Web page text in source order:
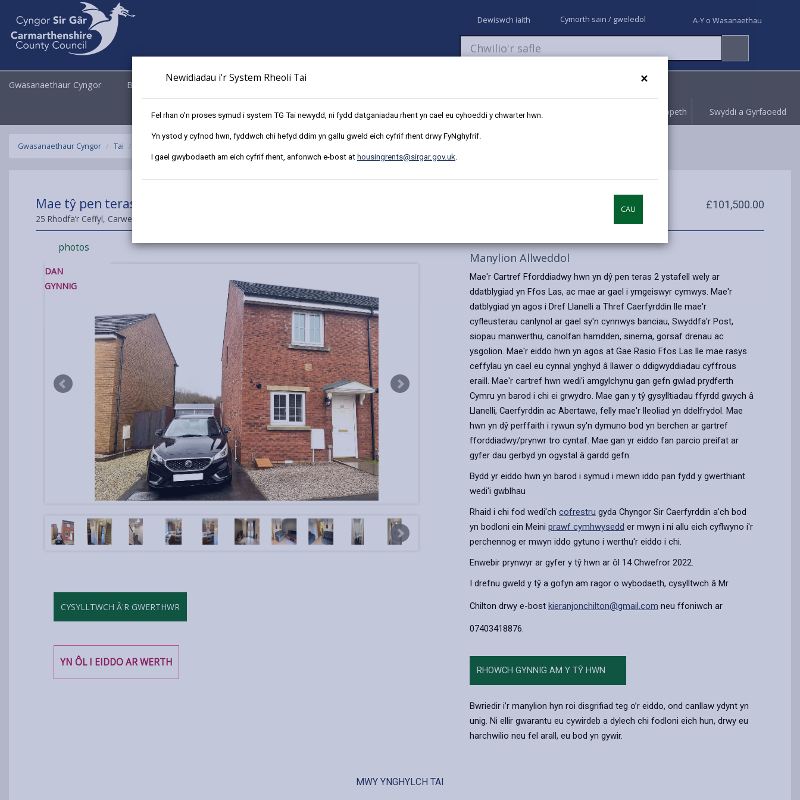
×
Newidiadau i'r System Rheoli Tai
Fel rhan o'n proses symud i system TG Tai newydd, ni fydd datganiadau rhent yn cael eu cyhoeddi y chwarter hwn.
Yn ystod y cyfnod hwn, fyddwch chi hefyd ddim yn gallu gweld eich cyfrif rhent drwy FyNghyfrif.
I gael gwybodaeth am eich cyfrif rhent, anfonwch e-bost at housingrents@sirgar.gov.uk.
CAU
Dewiswch iaith Cymorth sain / gweledol A-Y o Wasanaethau
Gwasanaethaur Cyngor Busnes Cyngor a Democratiaeth Newyddion
Fy Nghyfrifon Talu Cyflwyno cais Hawliwch bopeth Swyddi a Gyrfaoedd
Gwasanaethaur Cyngor Tai
Mae tŷ pen teras dau ystafell wely yng Ngharwe, Cydweli ar werth
25 Rhodfa’r Ceffyl, Carwe, Cydweli, Sir Gaerfyrddin, SA17 4GB
£101,500.00
photos
DAN
GYNNIG
CYSYLLTWCH Â'R GWERTHWR
YN ÔL I EIDDO AR WERTH
Manylion Allweddol
Mae'r Cartref Fforddiadwy hwn yn dŷ pen teras 2 ystafell wely ar
ddatblygiad yn Ffos Las, ac mae ar gael i ymgeiswyr cymwys. Mae'r
datblygiad yn agos i Dref Llanelli a Thref Caerfyrddin lle mae'r
cyfleusterau canlynol ar gael sy'n cynnwys banciau, Swyddfa'r Post,
siopau manwerthu, canolfan hamdden, sinema, gorsaf drenau ac
ysgolion. Mae'r eiddo hwn yn agos at Gae Rasio Ffos Las lle mae rasys
ceffylau yn cael eu cynnal ynghyd â llawer o ddigwyddiadau cyffrous
eraill. Mae'r cartref hwn wedi'i amgylchynu gan gefn gwlad prydferth
Cymru yn barod i chi ei grwydro. Mae gan y tŷ gysylltiadau ffyrdd gwych â
Llanelli, Caerfyrddin ac Abertawe, felly mae'r lleoliad yn ddelfrydol. Mae
hwn yn dŷ perffaith i rywun sy'n dymuno bod yn berchen ar gartref
fforddiadwy/prynwr tro cyntaf. Mae gan yr eiddo fan parcio preifat ar
gyfer dau gerbyd yn ogystal â gardd gefn.
Bydd yr eiddo hwn yn barod i symud i mewn iddo pan fydd y gwerthiant
wedi'i gwblhau
Rhaid i chi fod wedi'ch cofrestru gyda Chyngor Sir Caerfyrddin a'ch bod
yn bodloni ein Meini prawf cymhwysedd er mwyn i ni allu eich cyflwyno i'r
perchennog er mwyn iddo gytuno i werthu'r eiddo i chi.
Enwebir prynwyr ar gyfer y tŷ hwn ar ôl 14 Chwefror 2022.
I drefnu gweld y tŷ a gofyn am ragor o wybodaeth, cysylltwch â Mr
Chilton drwy e-bost kieranjonchilton@gmail.com neu ffoniwch ar
07403418876.
RHOWCH GYNNIG AM Y TŶ HWN
Bwriedir i’r manylion hyn roi disgrifiad teg o’r eiddo, ond canllaw ydynt yn
unig. Ni ellir gwarantu eu cywirdeb a dylech chi fodloni eich hun, drwy eu
harchwilio neu fel arall, eu bod yn gywir.
MWY YNGHYLCH TAI